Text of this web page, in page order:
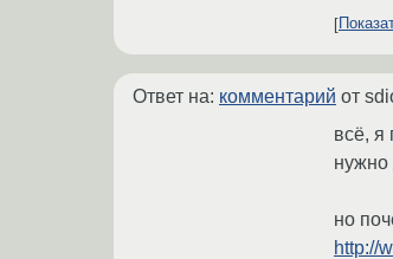
Ответ на: комментарий от
всё, я
нужно
но
http://